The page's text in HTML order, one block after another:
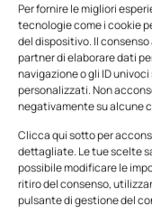
Per fornire le migliori
tecnologie come i cookie
del dispositivo. Il
partner di elaborare dati
navigazione o gli ID
personalizzati. Non
negativamente su alcune
Clicca qui sotto per
dettagliate. Le tue scelte
possibile modificare le
ritiro del consenso,
pulsante di gestione del
n.5 - Giugno 2026
Edicola Web
Notizie da